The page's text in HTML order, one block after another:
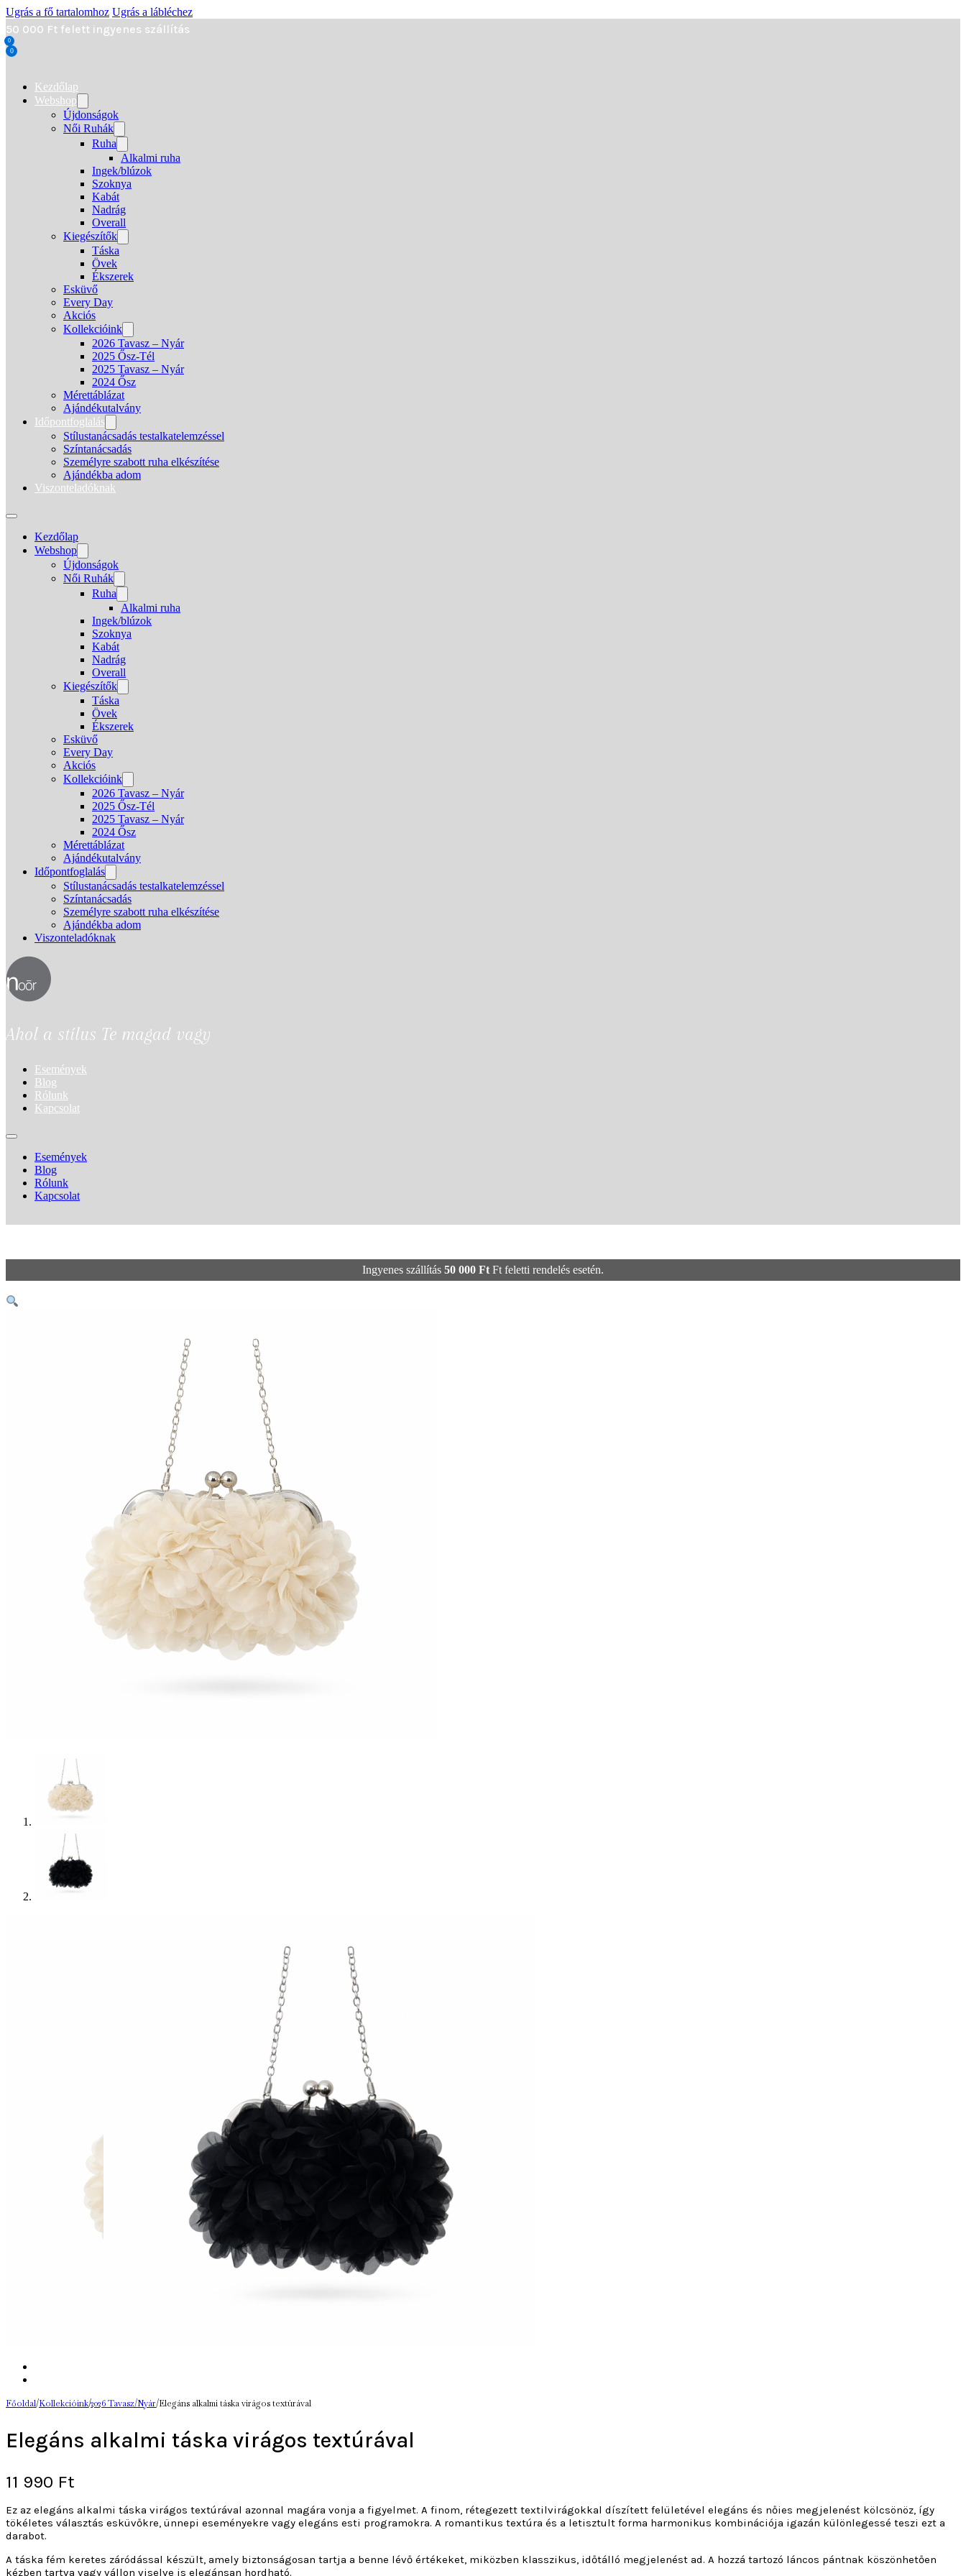
Ugrás a fő tartalomhoz Ugrás a lábléchez
50 000 Ft felett ingyenes szállítás
0
0
Kezdőlap
Webshop
Újdonságok
Női Ruhák
Ruha
Alkalmi ruha
Ingek/blúzok
Szoknya
Kabát
Nadrág
Overall
Kiegészítők
Táska
Övek
Ékszerek
Esküvő
Every Day
Akciós
Kollekcióink
2026 Tavasz – Nyár
2025 Ősz-Tél
2025 Tavasz – Nyár
2024 Ősz
Mérettáblázat
Ajándékutalvány
Időpontfoglalás
Stílustanácsadás testalkatelemzéssel
Színtanácsadás
Személyre szabott ruha elkészítése
Ajándékba adom
Viszonteladóknak
Kezdőlap
Webshop
Újdonságok
Női Ruhák
Ruha
Alkalmi ruha
Ingek/blúzok
Szoknya
Kabát
Nadrág
Overall
Kiegészítők
Táska
Övek
Ékszerek
Esküvő
Every Day
Akciós
Kollekcióink
2026 Tavasz – Nyár
2025 Ősz-Tél
2025 Tavasz – Nyár
2024 Ősz
Mérettáblázat
Ajándékutalvány
Időpontfoglalás
Stílustanácsadás testalkatelemzéssel
Színtanácsadás
Személyre szabott ruha elkészítése
Ajándékba adom
Viszonteladóknak
Ahol a stílus Te magad vagy
Események
Blog
Rólunk
Kapcsolat
Események
Blog
Rólunk
Kapcsolat
Ingyenes szállítás 50 000 Ft Ft feletti rendelés esetén.
Főoldal/Kollekcióink/2026 Tavasz/Nyár/Elegáns alkalmi táska virágos textúrával
Elegáns alkalmi táska virágos textúrával
11 990 Ft
Ez az elegáns alkalmi táska virágos textúrával azonnal magára vonja a figyelmet. A finom, rétegezett textilvirágokkal díszített felületével elegáns és nőies megjelenést kölcsönöz, így
tökéletes választás esküvőkre, ünnepi eseményekre vagy elegáns esti programokra. A romantikus textúra és a letisztult forma harmonikus kombinációja igazán különlegessé teszi ezt a
darabot.
A táska fém keretes záródással készült, amely biztonságosan tartja a benne lévő értékeket, miközben klasszikus, időtálló megjelenést ad. A hozzá tartozó láncos pántnak köszönhetően
kézben tartva vagy vállon viselve is elegánsan hordható.